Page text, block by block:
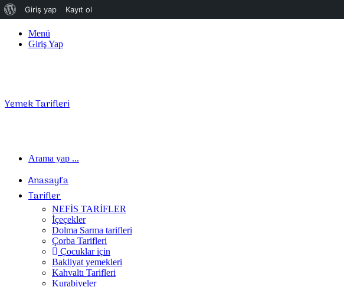
WordPress
Giriş yap Kayıt ol
Menü
Giriş Yap
Yemek Tarifleri
Arama yap ...
Anasayfa
Tarifler
NEFİS TARİFLER
İçeçekler
Dolma Sarma tarifleri
Çorba Tarifleri
Çocuklar için
Bakliyat yemekleri
Kahvaltı Tarifleri
Kurabiyeler